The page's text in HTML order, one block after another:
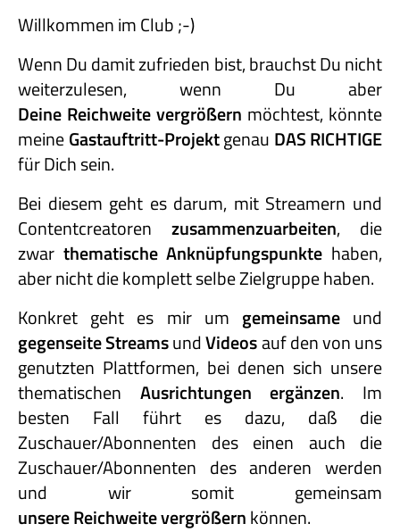
Willkommen im Club ;-)
Wenn Du damit zufrieden bist, brauchst Du nicht
weiterzulesen, wenn Du aber
Deine Reichweite vergrößern möchtest, könnte
meineGastauftritt-Projektgenau DAS RICHTIGE
für Dich sein.
Bei diesem geht es darum, mit Streamern und
Contentcreatoren zusammenzuarbeiten, die
zwar thematische Anknüpfungspunkte haben,
aber nicht die komplett selbe Zielgruppe haben.
Konkret geht es mir um gemeinsameund
gegenseite StreamsundVideosauf den von uns
genutzten Plattformen, bei denen sich unsere
thematischen Ausrichtungen ergänzen. Im
besten Fall führt es dazu, daß die
Zuschauer/Abonnenten des einen auch die
Zuschauer/Abonnenten des anderen werden
und wir somit gemeinsam
unsere Reichweite vergrößernkönnen.